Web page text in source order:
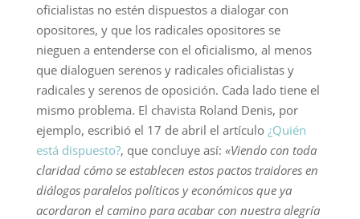
oficialistas no estén dispuestos a dialogar con
opositores, y que los radicales opositores se
nieguen a entenderse con el oficialismo, al menos
que dialoguen serenos y radicales oficialistas y
radicales y serenos de oposición. Cada lado tiene el
mismo problema. El chavista Roland Denis, por
ejemplo, escribió el 17 de abril el artículo ¿Quién
está dispuesto?, que concluye así: «Viendo con toda
claridad cómo se establecen estos pactos traidores en
diálogos paralelos políticos y económicos que ya
acordaron el camino para acabar con nuestra alegría